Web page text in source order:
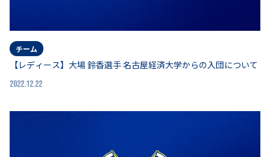
チーム
【レディース】大場 鈴香選手 名古屋経済大学からの入団について
2022.12.22